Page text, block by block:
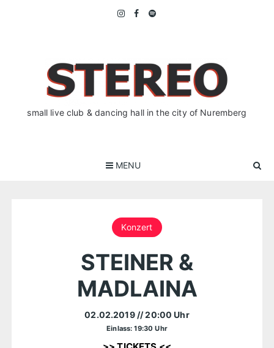
small live club & dancing hall in the city of Nuremberg
MENU
Konzert
STEINER &
MADLAINA
02.02.2019 // 20:00 Uhr
Einlass: 19:30 Uhr